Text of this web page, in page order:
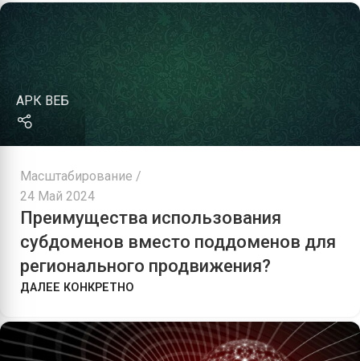
АРК ВЕБ
Масштабирование
24 Май 2024
Преимущества использования
субдоменов вместо поддоменов для
регионального продвижения?
ДАЛЕЕ КОНКРЕТНО